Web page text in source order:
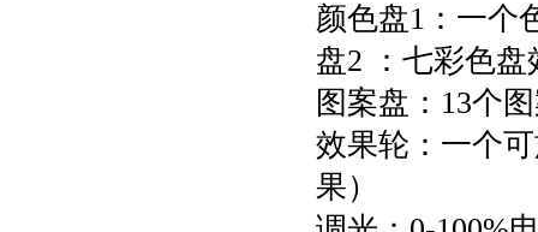
颜色盘1：一个
盘2 ：七彩色盘
图案盘：13个
效果轮：一个
果）